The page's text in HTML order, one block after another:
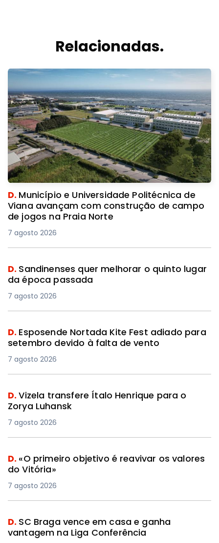
Relacionadas.
D. Município e Universidade Politécnica de
Viana avançam com construção de campo
de jogos na Praia Norte
7 agosto 2026
D. Sandinenses quer melhorar o quinto lugar
da época passada
7 agosto 2026
D. Esposende Nortada Kite Fest adiado para
setembro devido à falta de vento
7 agosto 2026
D.Vizela transfere Ítalo Henrique para o
Zorya Luhansk
7 agosto 2026
D. «O primeiro objetivo é reavivar os valores
do Vitória»
7 agosto 2026
D. SC Braga vence em casa e ganha
vantagem na Liga Conferência